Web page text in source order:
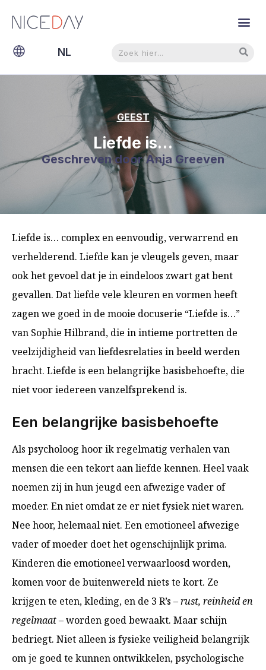
NL
EN
GEEST
Liefde is…
Geschreven doorAnja Greeven
Liefde is… complex en eenvoudig, verwarrend en
verhelderend. Liefde kan je vleugels geven, maar
ook het gevoel dat je in eindeloos zwart gat bent
gevallen. Dat liefde vele kleuren en vormen heeft
zagen we goed in de mooie docuserie “Liefde is…”
van Sophie Hilbrand, die in intieme portretten de
veelzijdigheid van liefdesrelaties in beeld werden
bracht. Liefde is een belangrijke basisbehoefte, die
niet voor iedereen vanzelfsprekend is.
Een belangrijke basisbehoefte
Als psycholoog hoor ik regelmatig verhalen van
mensen die een tekort aan liefde kennen. Heel vaak
noemen zij in hun jeugd een afwezige vader of
moeder. En niet omdat ze er niet fysiek niet waren.
Nee hoor, helemaal niet. Een emotioneel afwezige
vader of moeder doet het ogenschijnlijk prima.
Kinderen die emotioneel verwaarloosd worden,
komen voor de buitenwereld niets te kort. Ze
krijgen te eten, kleding, en de 3 R’s –rust, reinheid en
regelmaat– worden goed bewaakt. Maar schijn
bedriegt. Niet alleen is fysieke veiligheid belangrijk
om je goed te kunnen ontwikkelen, psychologische